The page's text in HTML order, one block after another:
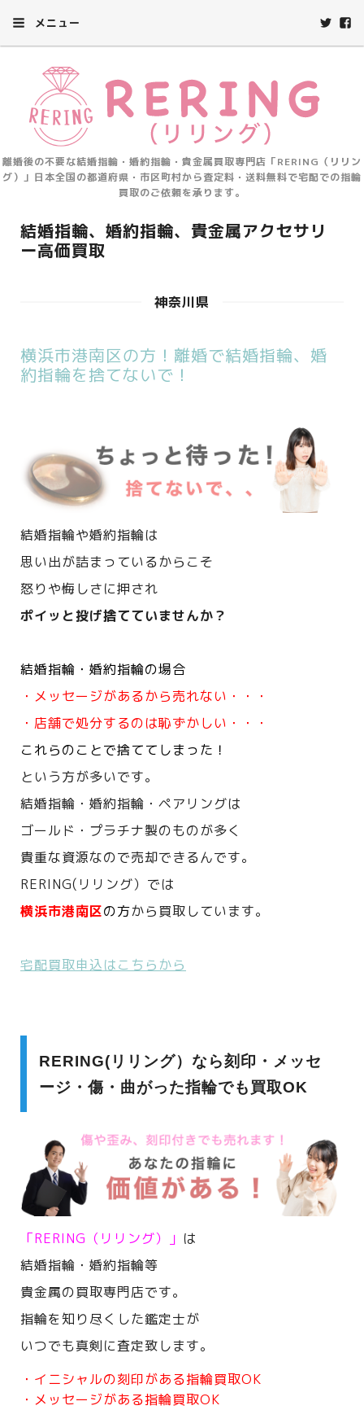
メニュー
離婚後の不要な結婚指輪・婚約指輪・貴金属買取専門店「RERING（リリン
グ）」日本全国の都道府県・市区町村から査定料・送料無料で宅配での指輪
買取のご依頼を承ります。
結婚指輪、婚約指輪、貴金属アクセサリ
ー高価買取
神奈川県
横浜市港南区の方！離婚で結婚指輪、婚
約指輪を捨てないで！
結婚指輪や婚約指輪は
思い出が詰まっているからこそ
怒りや悔しさに押され
ポイッと投げ捨てていませんか？
結婚指輪・婚約指輪の場合
・メッセージがあるから売れない・・・
・店舗で処分するのは恥ずかしい・・・
これらのことで捨ててしまった！
という方が多いです。
結婚指輪・婚約指輪・ペアリングは
ゴールド・プラチナ製のものが多く
貴重な資源なので売却できるんです。
RERING(リリング）では
横浜市港南区の方から買取しています。
宅配買取申込はこちらから
RERING(リリング）なら刻印・メッセ
ージ・傷・曲がった指輪でも買取OK
「RERING（リリング）」 は
結婚指輪・婚約指輪等
貴金属の買取専門店です。
指輪を知り尽くした鑑定士が
いつでも真剣に査定致します。
・イニシャルの刻印がある指輪買取OK
・メッセージがある指輪買取OK